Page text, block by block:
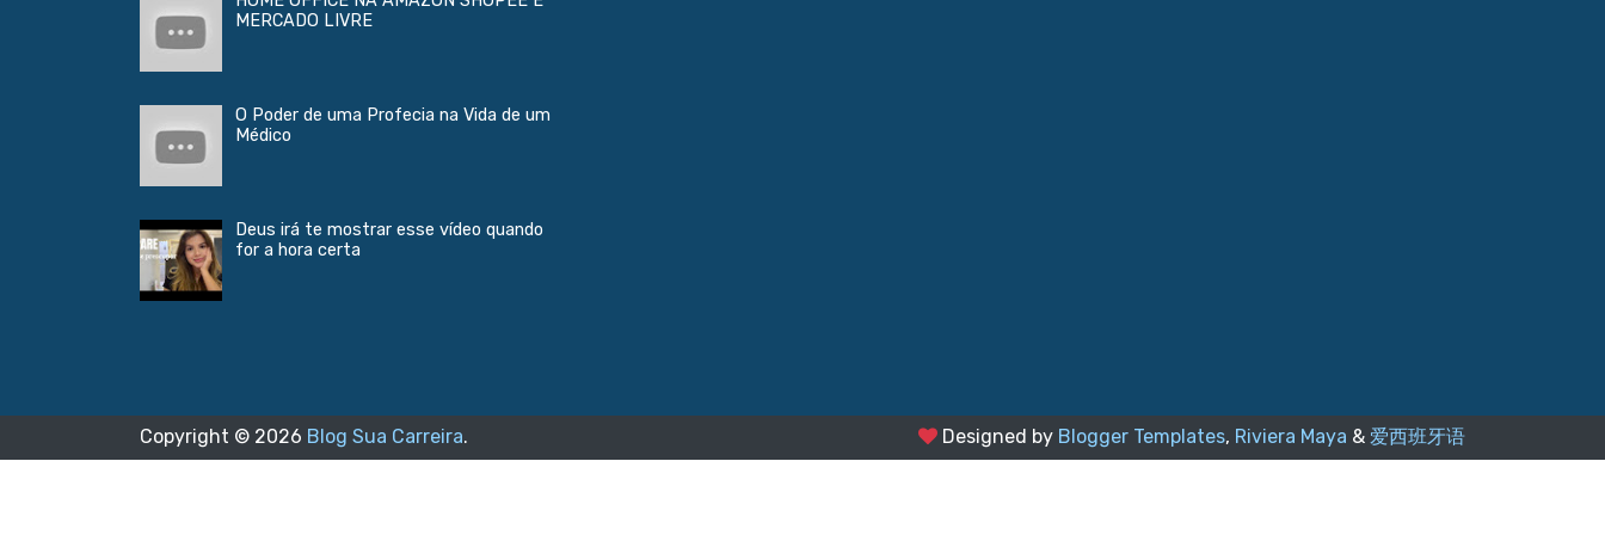
MERCADO LIVRE
O Poder de uma Profecia na Vida de um
Médico
Deus irá te mostrar esse vídeo quando
for a hora certa
Copyright © 2026 Blog Sua Carreira. Designed by Blogger Templates, Riviera Maya & 爱西班牙语